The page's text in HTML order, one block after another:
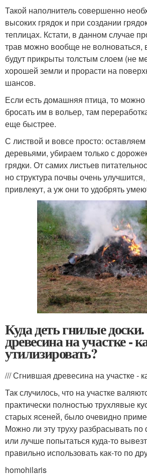
Такой наполнитель совершенно
высоких грядок и при создании
теплицах. Кстати, в данном случае
трав можно вообще не волноваться,
будут прикрыты толстым слоем (не
хорошей земли и прорасти на
шансов.
Если есть домашняя птица, то
бросать им в вольер, там
еще быстрее.
С листвой и вовсе просто:
деревьями, убираем только с
грядки. От самих листьев
но структура почвы очень
привлекут, а уж они то удобрять
Куда деть гнилые
древесина на участке -
утилизировать?
/// Сгнившая древесина на участке -
Так случилось, что на участке
практически полностью трухлявые
старых ясеней, было очевидно
Можно ли эту труху разбрасывать по
или лучше попытаться куда-то
правильно использовать как-то по
homohilaris